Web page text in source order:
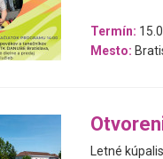
Termín:
Mesto:
Letné